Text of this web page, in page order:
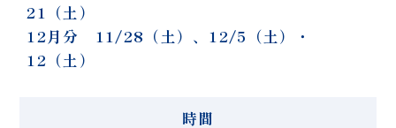
21（土）
12月分 11/28（土）、12/5（土）・
12（土）
時間